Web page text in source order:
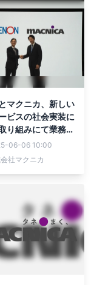
マクニカ、新しい
ビスの社会実装に
り組みにて業務提
06-06 10:00
社マクニカ